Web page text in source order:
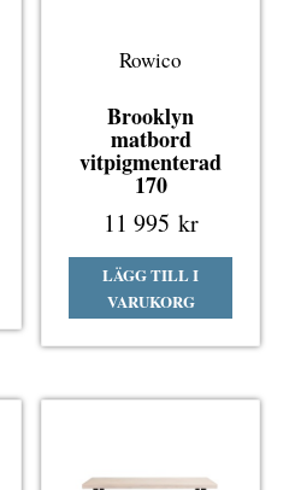
Rowico
Brooklyn
matbord
vitpigmenterad
170
11 995 kr
LÄGG TILL I
VARUKORG